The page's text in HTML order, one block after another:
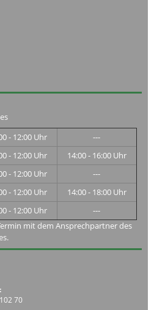
- 12:00 Uhr
---
- 12:00 Uhr
14:00 - 16:00 Uhr
- 12:00 Uhr
---
- 12:00 Uhr
14:00 - 18:00 Uhr
- 12:00 Uhr
---
mit dem Ansprechpartner des
70